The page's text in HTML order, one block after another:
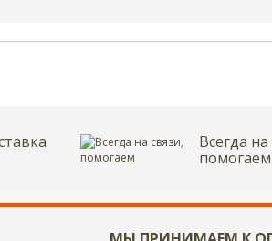
Товар. Качественный? Какие его
Правила оформления отзывов
Всегда на
помогаем